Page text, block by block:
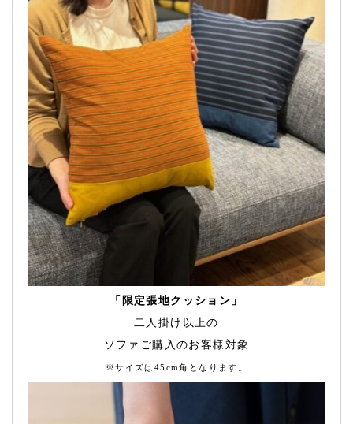
「限定張地クッション」
二人掛け以上の
ソファご購入のお客様対象
※サイズは45cm角となります。